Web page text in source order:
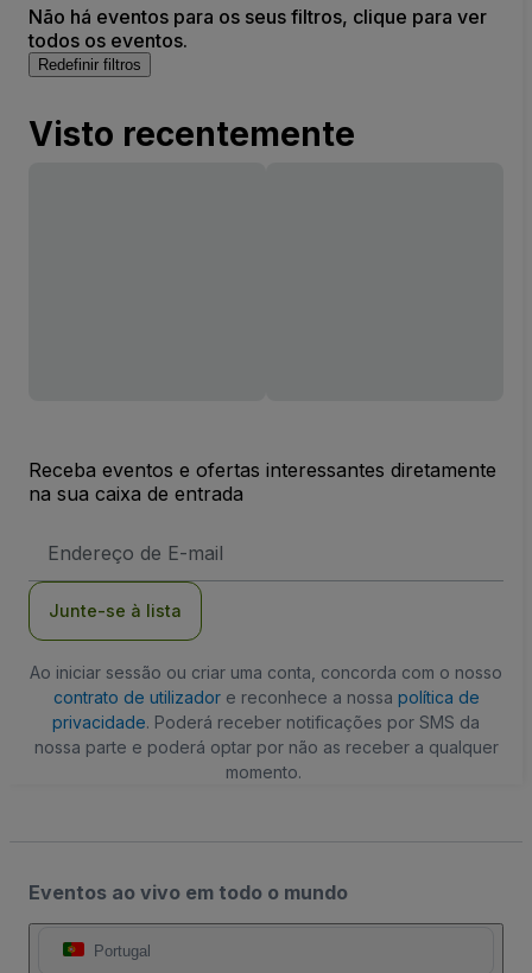
Não há eventos para os seus filtros, clique para ver
todos os eventos.
Redefinir filtros
Visto recentemente
Receba eventos e ofertas interessantes diretamente
na sua caixa de entrada
de
Junte-se à lista
Ao iniciar sessão ou criar uma conta, concorda com o nosso
contrato de utilizadore reconhece a nossa política de
privacidade. Poderá receber notificações por SMS da
nossa parte e poderá optar por não as receber a qualquer
momento.
Eventos ao vivo em todo o mundo
Portugal